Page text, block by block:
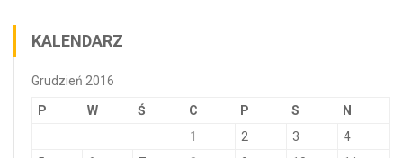
KALENDARZ
Grudzień 2016
P W Ś C P S N
1 2 3
4